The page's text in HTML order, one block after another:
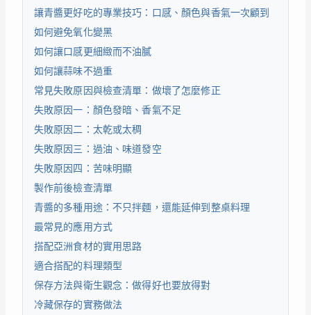
讓青醬更好吃的專業技巧：口感、顏色與香氣一次顧到
如何避免氧化變黑
如何讓口感更細緻而不油膩
如何讓蒜味不過重
常見失敗原因與檢查清單：做壞了怎麼修正
失敗原因一：顏色發暗、香氣不足
失敗原因二：太乾或太稠
失敗原因三：過油、味道發空
失敗原因四：苦味明顯
製作前後檢查清單
青醬的多種用途：不只拌麵，還能延伸到整桌料理
最常見的應用方式
搭配亞洲食材的實用思路
適合搭配的料理類型
保存方法與衛生觀念：做得好也要放得對
冷藏保存的實務做法